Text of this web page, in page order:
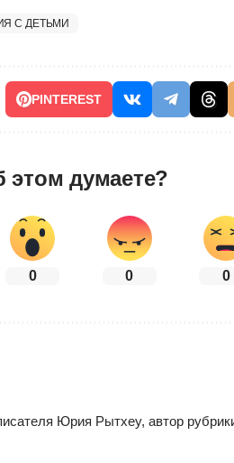
С ДЕТЬМИ
PINTEREST
думаете?
0 0 0
Юрия Рытхеу, автор